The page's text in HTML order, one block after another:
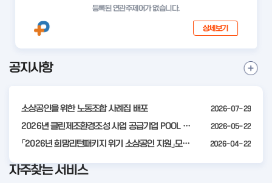
등록된 연관주제어가 없습니다.
상세보기
I
4
공지사항
소상공인을 위한 노동조합 사례집 배포 2026-07-29
2026년 클린제조환경조성 사업 공급기업 POOL 안내 2026-05-22
「2026년 희망리턴패키지 위기 소상공인 지원」모집 통합 2차 수정 공고 2026-04-22
공
항
보
기
자주찾는 서비스